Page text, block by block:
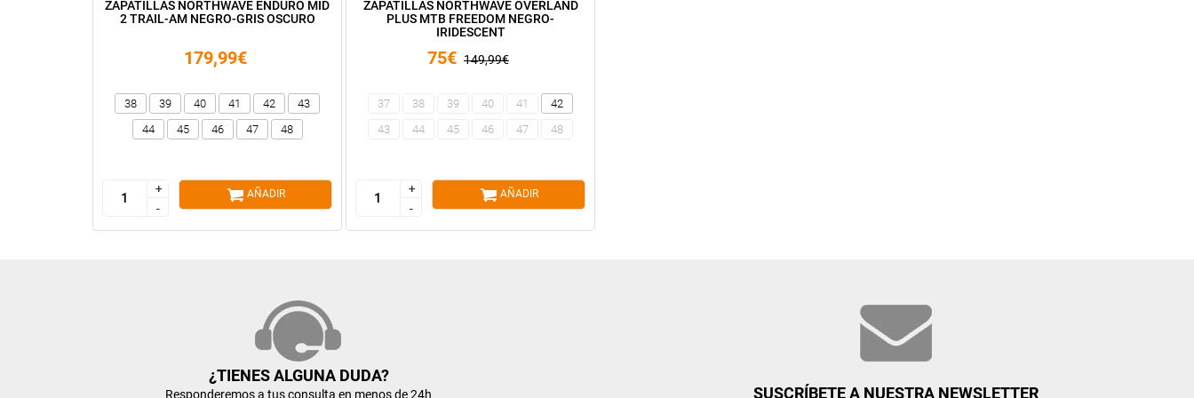
ZAPATILLAS NORTHWAVE ENDURO MID
2 TRAIL-AM NEGRO-GRIS OSCURO
179,99€
38 39 40 41 42
43
44
45 46 47 48
+
-
+
-
AÑADIR
ZAPATILLAS NORTHWAVE OVERLAND
PLUS MTB FREEDOM NEGRO-
IRIDESCENT
75€ 149,99€
37 38 39 40 41
42
43
44 45 46 47 48
+
-
+
-
AÑADIR
¿TIENES ALGUNA DUDA?
Responderemos a tus consulta en menos de 24h SUSCRÍBETE A NUESTRA NEWSLETTER